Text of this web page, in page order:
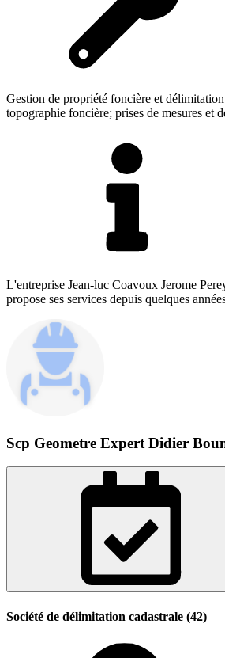
Gestion de propriété foncière et
topographie foncière; prises de mesures et
L'entreprise Jean-luc Coavoux Jerome
propose ses services depuis quelques
Scp Geometre Expert Didier
Société de délimitation cadastrale (42)